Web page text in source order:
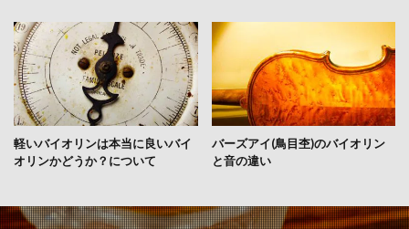
軽いバイオリンは本当に良いバイ
オリンかどうか？について
バーズアイ(鳥目杢)のバイオリン
と音の違い